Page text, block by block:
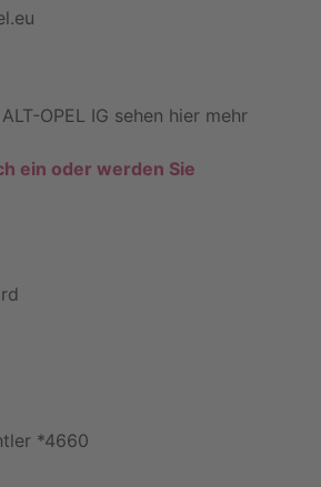
OPEL IG sehen hier mehr
ein oder werden Sie
*4660